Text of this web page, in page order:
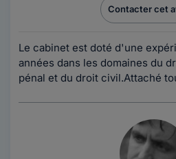
Contacter cet
Le cabinet est doté d'une
années dans les domaines du
pénal et du droit civil.Attaché